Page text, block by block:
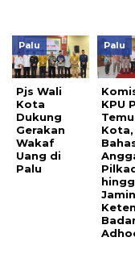
Palu
Pjs Wali
Kota
Dukung
Gerakan
Wakaf
Uang di
Palu
Palu
KPU
Kota,